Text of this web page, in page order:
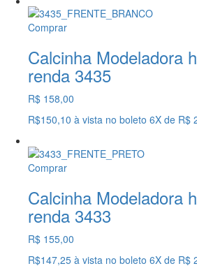
Comprar
Calcinha Modeladora
renda 3435
R$ 158,00
R$150,10 à vista no boleto 6X de R$
Comprar
Calcinha Modeladora
renda 3433
R$ 155,00
R$147,25 à vista no boleto 6X de R$